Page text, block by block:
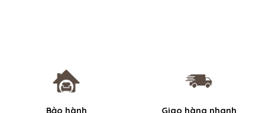
Bảo hành Giao hàng nhanh